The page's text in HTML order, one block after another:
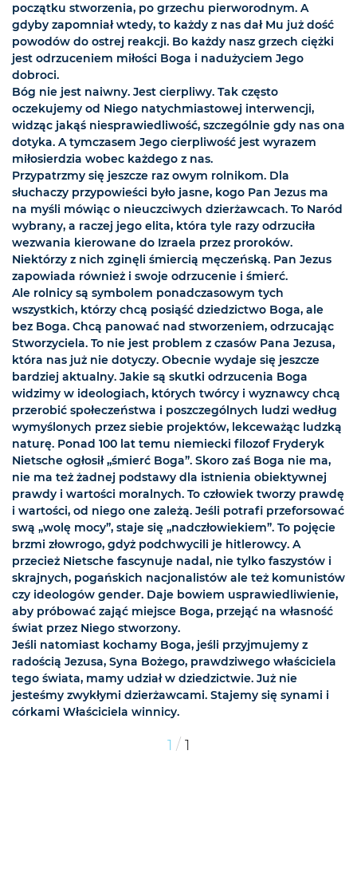
początku stworzenia, po grzechu pierworodnym. A
gdyby zapomniał wtedy, to każdy z nas dał Mu już dość
powodów do ostrej reakcji. Bo każdy nasz grzech ciężki
jest odrzuceniem miłości Boga i nadużyciem Jego
dobroci.
Bóg nie jest naiwny. Jest cierpliwy. Tak często
oczekujemy od Niego natychmiastowej interwencji,
widząc jakąś niesprawiedliwość, szczególnie gdy nas ona
dotyka. A tymczasem Jego cierpliwość jest wyrazem
miłosierdzia wobec każdego z nas.
Przypatrzmy się jeszcze raz owym rolnikom. Dla
słuchaczy przypowieści było jasne, kogo Pan Jezus ma
na myśli mówiąc o nieuczciwych dzierżawcach. To Naród
wybrany, a raczej jego elita, która tyle razy odrzuciła
wezwania kierowane do Izraela przez proroków.
Niektórzy z nich zginęli śmiercią męczeńską. Pan Jezus
zapowiada również i swoje odrzucenie i śmierć.
Ale rolnicy są symbolem ponadczasowym tych
wszystkich, którzy chcą posiąść dziedzictwo Boga, ale
bez Boga. Chcą panować nad stworzeniem, odrzucając
Stworzyciela. To nie jest problem z czasów Pana Jezusa,
która nas już nie dotyczy. Obecnie wydaje się jeszcze
bardziej aktualny. Jakie są skutki odrzucenia Boga
widzimy w ideologiach, których twórcy i wyznawcy chcą
przerobić społeczeństwa i poszczególnych ludzi według
wymyślonych przez siebie projektów, lekceważąc ludzką
naturę. Ponad 100 lat temu niemiecki filozof Fryderyk
Nietsche ogłosił „śmierć Boga”. Skoro zaś Boga nie ma,
nie ma też żadnej podstawy dla istnienia obiektywnej
prawdy i wartości moralnych. To człowiek tworzy prawdę
i wartości, od niego one zależą. Jeśli potrafi przeforsować
swą „wolę mocy”, staje się „nadczłowiekiem”. To pojęcie
brzmi złowrogo, gdyż podchwycili je hitlerowcy. A
przecież Nietsche fascynuje nadal, nie tylko faszystów i
skrajnych, pogańskich nacjonalistów ale też komunistów
czy ideologów gender. Daje bowiem usprawiedliwienie,
aby próbować zająć miejsce Boga, przejąć na własność
świat przez Niego stworzony.
Jeśli natomiast kochamy Boga, jeśli przyjmujemy z
radością Jezusa, Syna Bożego, prawdziwego właściciela
tego świata, mamy udział w dziedzictwie. Już nie
jesteśmy zwykłymi dzierżawcami. Stajemy się synami i
córkami Właściciela winnicy.
1 / 1